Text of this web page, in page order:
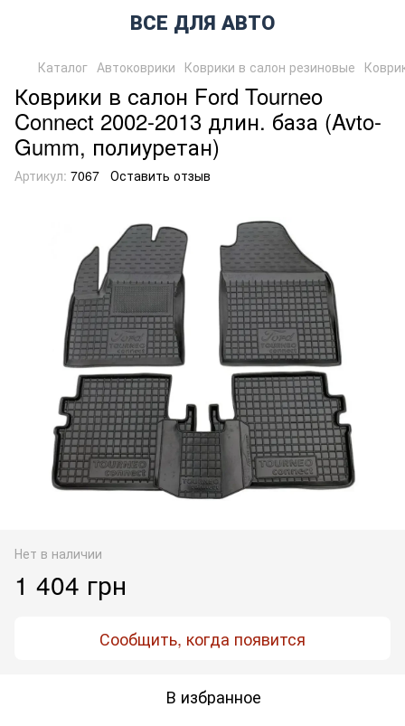
ВСЕ ДЛЯ АВТО
Каталог Автоковрики Коврики в салон резиновые
Коврики в салон Ford Tourneo
Connect 2002-2013 длин. база (Avto-
Gumm, полиуретан)
Артикул: 7067 Оставить отзыв
Нет в наличии
1 404 грн
Сообщить, когда появится
В избранное